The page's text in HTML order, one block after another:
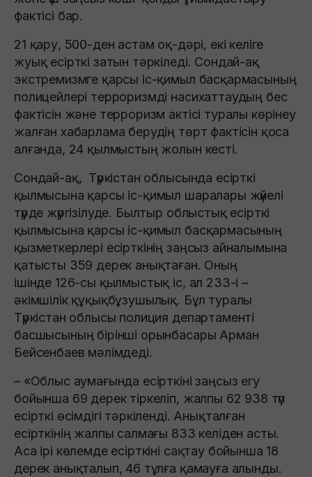
фактісі бар.
21 қару, 500-ден астам оқ-дәрі, екі келіге
жуық есірткі затын тәркіледі. Сондай-ақ
экстремизмге қарсы іс-қимыл басқармасының
полицейлері терроризмді насихаттаудың бес
фактісін және терроризм актісі туралы көрінеу
жалған хабарлама берудің төрт фактісін қоса
алғанда, 24 қылмыстың жолын кесті.
Сондай-ақ, Түркістан облысында есірткі
қылмысына қарсы іс-қимыл шаралары жүйелі
түрде жүргізілуде. Былтыр облыстық есірткі
қылмысына қарсы іс-қимыл басқармасының
қызметкерлері есірткінің заңсыз айналымына
қатысты 359 дерек анықтаған. Оның
ішінде 126-сы қылмыстық іс, ал 233-і –
әкімшілік құқықбұзушылық. Бұл туралы
Түркістан облысы полиция департаменті
басшысының бірінші орынбасары Арман
Бейсенбаев мәлімдеді.
– «Облыс аумағында есірткіні заңсыз егу
бойынша 69 дерек тіркеліп, жалпы 62 938 түп
есірткі өсімдігі тәркіленді. Анықталған
есірткінің жалпы салмағы 833 келіден асты.
Аса ірі көлемде есірткіні сақтау бойынша 18
дерек анықталып, 46 тұлға қамауға алынды.